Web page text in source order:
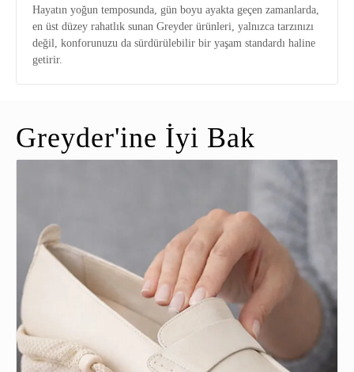
Hayatın yoğun temposunda, gün boyu ayakta geçen zamanlarda,
en üst düzey rahatlık sunan Greyder ürünleri, yalnızca tarzınızı
değil, konforunuzu da sürdürülebilir bir yaşam standardı haline
getirir.
Greyder'ine İyi Bak